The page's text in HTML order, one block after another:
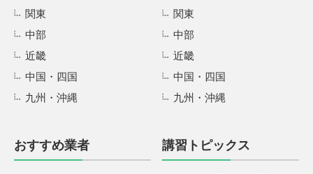
関東
中部
近畿
中国・四国
九州・沖縄
関東
中部
近畿
中国・四国
九州・沖縄
おすすめ業者 講習トピックス